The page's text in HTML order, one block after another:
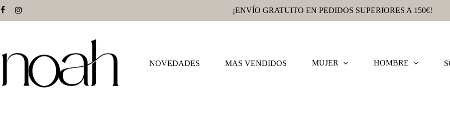
Skip
to
content
facebookinstagram ¡ENVÍO GRATUITO EN PEDIDOS SUPERIORES A 150€!
Hit enter to search or ESC to close
NOVEDADES MAS VENDIDOS MUJER HOMBRE